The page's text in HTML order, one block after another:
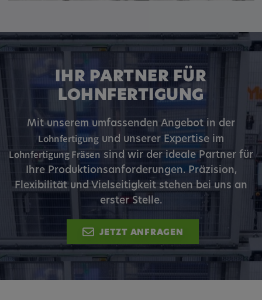
IHR PARTNER FÜR
LOHNFERTIGUNG
Mit unserem umfassenden Angebot in der
Lohnfertigung und unserer Expertise im
Lohnfertigung Fräsen sind wir der ideale Partner für
Ihre Produktionsanforderungen. Präzision,
Flexibilität und Vielseitigkeit stehen bei uns an
erster Stelle.
JETZT ANFRAGEN
zu beheben. YSC wird von YouTube
und sie den Aktionen eines Nutzers
zuzuordnen.
Cookie Laufzeit:
1 Jahr
Vimeo
Matterport
Name:
_mkto_trk, singular_device_id, _vis_opt_s,
_vis_opt_exp_140_combi, _vwo_ds,
_uetvid, ajs_anonymous_id, _vwo_uuid,
_vwo_uuid_v2, _ga, _ga_W66Y5HELXX,
_cfuvid, __q_state_oerwbSnkKEjaiD3g,